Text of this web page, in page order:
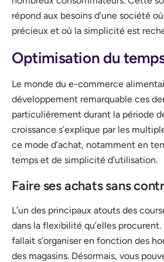
répond aux besoins d’une société
précieux et où la simplicité est
Optimisation du
Le monde du e-commerce
développement remarquable ces
particulièrement durant la période
croissance s’explique par les
ce mode d’achat, notamment en
temps et de simplicité d’utilisation.
Faire ses achats sans
L’un des principaux atouts des
dans la flexibilité qu’elles
fallait s’organiser en fonction des
des magasins. Désormais, vous